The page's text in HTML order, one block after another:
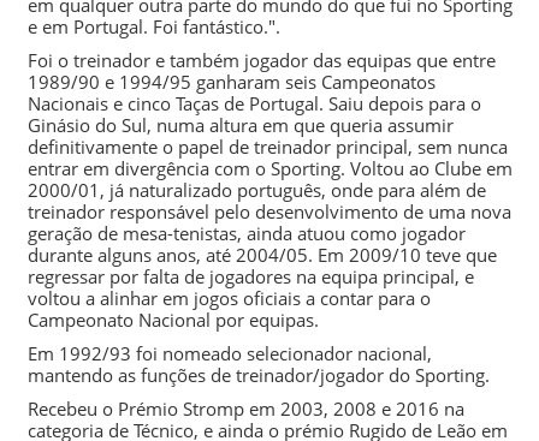
e em Portugal. Foi fantástico.".
Foi o treinador e também jogador das equipas que entre
1989/90 e 1994/95 ganharam seis Campeonatos
Nacionais e cinco Taças de Portugal. Saiu depois para o
Ginásio do Sul, numa altura em que queria assumir
definitivamente o papel de treinador principal, sem nunca
entrar em divergência com o Sporting. Voltou ao Clube em
2000/01 , já naturalizado português, onde para além de
treinador responsável pelo desenvolvimento de uma nova
geração de mesa-tenistas, ainda atuou como jogador
durante alguns anos, até 2004/05. Em 2009/10 teve que
regressar por falta de jogadores na equipa principal, e
voltou a alinhar em jogos oficiais a contar para o
Campeonato Nacional por equipas.
Em 1992/93 foi nomeado selecionador nacional,
mantendo as funções de treinador/jogador do Sporting.
Recebeu o Prémio Strompem 2003, 2008 e 2016 na
categoria de Técnico, e ainda o prémio Rugido de Leão em